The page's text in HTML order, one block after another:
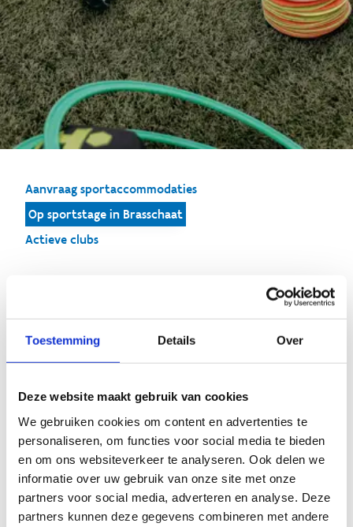
Toestemming Details Over
Deze website maakt gebruik van cookies
We gebruiken cookies om content en advertenties te
personaliseren, om functies voor social media te bieden
en om ons websiteverkeer te analyseren. Ook delen we
informatie over uw gebruik van onze site met onze
partners voor social media, adverteren en analyse. Deze
partners kunnen deze gegevens combineren met andere
Aanvraag sportaccommodaties
Op sportstage in Brasschaat
Actieve clubs
Op sportstage in
Brasschaat